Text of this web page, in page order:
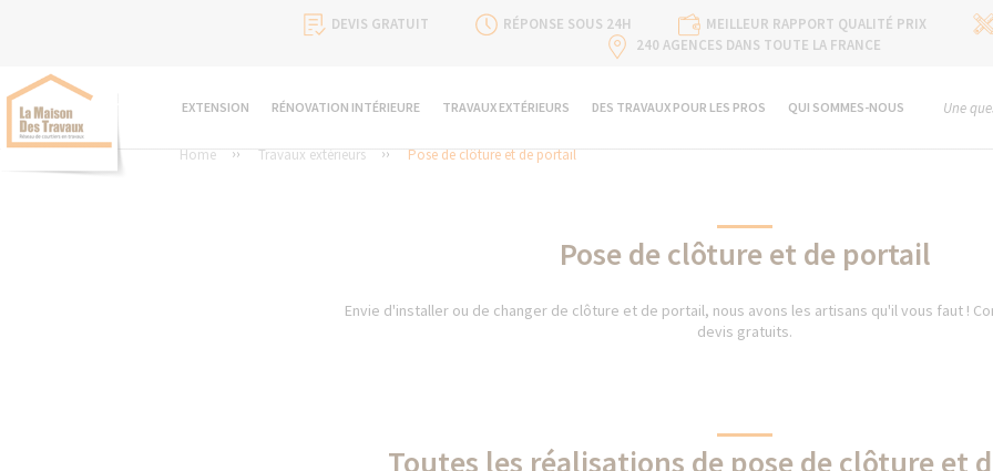
DEVIS GRATUIT RÉPONSE SOUS 24H
MEILLEUR RAPPORT QUALITÉ PRIX
240 AGENCES DANS TOUTE LA FRANCE
EXTENSION RÉNOVATION INTÉRIEURE TRAVAUX EXTÉRIEURS DES TRAVAUX POUR LES PROS QUI SOMMES-NOUS Une
Home Travaux extérieurs Pose de clôture et de portail
Pose de clôture et de portail
Envie d'installer ou de changer de clôture et de portail, nous avons les artisans qu'il vous faut !
devis gratuits.
Toutes les réalisations de pose de clôture et